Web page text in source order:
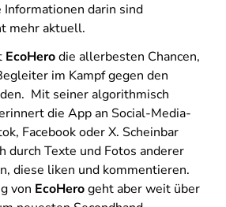
darin sind
mehr aktuell.
EcoHerodie allerbesten Chancen,
im Kampf gegen den
Mit seiner algorithmisch
die App an Social-Media-
Facebook oder X. Scheinbar
durch Texte und Fotos anderer
diese liken und kommentieren.
von EcoHerogeht aber weit über